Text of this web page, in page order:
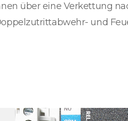
über eine Verkettung
und